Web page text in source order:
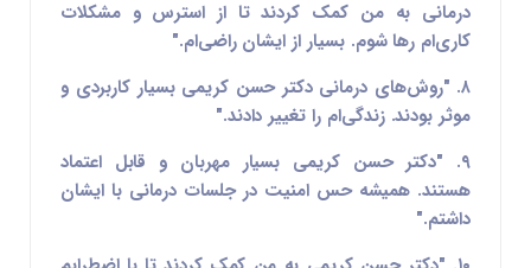
درمانی به من کمک کردند تا از استرس و مشکلات
کاری‌ام رها شوم. بسیار از ایشان راضی‌ام."
۸. "روش‌های درمانی دکتر حسن کریمی بسیار کاربردی و
موثر بودند. زندگی‌ام را تغییر دادند."
۹. "دکتر حسن کریمی بسیار مهربان و قابل اعتماد
هستند. همیشه حس امنیت در جلسات درمانی با ایشان
داشتم."